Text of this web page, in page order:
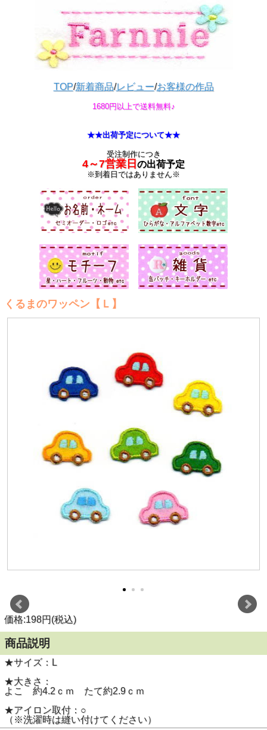
TOP/新着商品/レビュー/お客様の作品
1680円以上で送料無料♪
★★出荷予定について★★
受注制作につき
4～7営業日 の出荷予定
※到着日ではありません※
くるまのワッペン【Ｌ】
価格:198円(税込)
商品説明
★サイズ：L
★大きさ：
よこ 約4.2ｃｍ たて約2.9ｃｍ
★アイロン取付：○
（※洗濯時は縫い付けてください）